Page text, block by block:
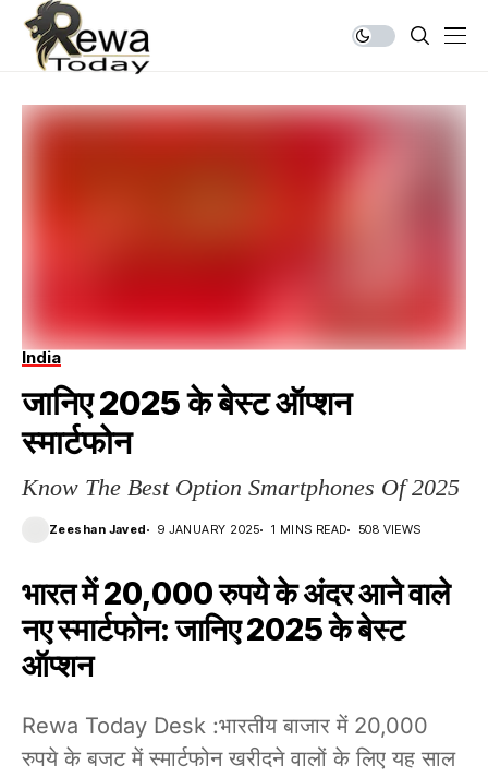
India
जानिए 2025 के बेस्ट ऑप्शन
स्मार्टफोन
Know The Best Option Smartphones Of 2025
Zeeshan Javed 9 JANUARY 2025 1 MINS READ 508 VIEWS
भारत में 20,000 रुपये के अंदर आने वाले
नए स्मार्टफोन: जानिए 2025 के बेस्ट
ऑप्शन
Rewa Today Desk :भारतीय बाजार में 20,000
रुपये के बजट में स्मार्टफोन खरीदने वालों के लिए यह साल